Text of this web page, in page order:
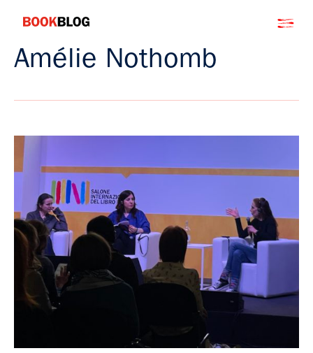
contenuto
Bookblog
Amélie Nothomb